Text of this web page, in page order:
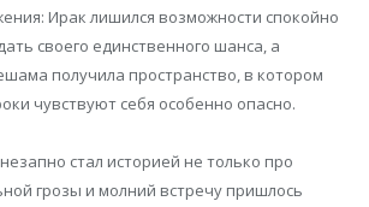
Ирак лишился возможности спокойно
своего единственного шанса, а
получила пространство, в котором
чувствуют себя особенно опасно.
стал историей не только про
грозы и молний встречу пришлось